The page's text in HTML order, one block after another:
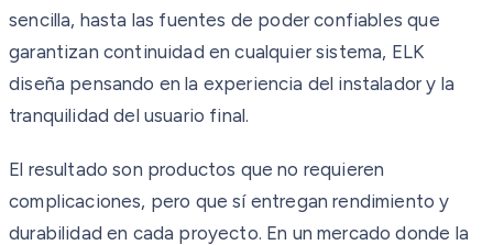
sencilla, hasta las fuentes de poder confiables que
garantizan continuidad en cualquier sistema, ELK
diseña pensando en la experiencia del instalador y la
tranquilidad del usuario final.
El resultado son productos que no requieren
complicaciones, pero que sí entregan rendimiento y
durabilidad en cada proyecto. En un mercado donde la